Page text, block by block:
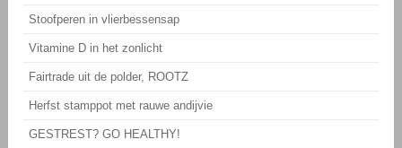
Stoofperen in vlierbessensap
Vitamine D in het zonlicht
Fairtrade uit de polder, ROOTZ
Herfst stamppot met rauwe andijvie
GESTREST? GO HEALTHY!